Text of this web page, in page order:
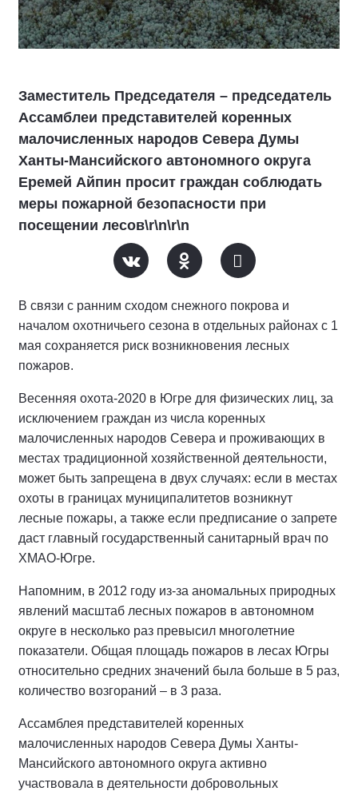
Заместитель Председателя – председатель
Ассамблеи представителей коренных
малочисленных народов Севера Думы
Ханты-Мансийского автономного округа
Еремей Айпин просит граждан соблюдать
меры пожарной безопасности при
посещении лесов\r\n\r\n
В связи с ранним сходом снежного покрова и
началом охотничьего сезона в отдельных районах с 1
мая сохраняется риск возникновения лесных
пожаров.
Весенняя охота-2020 в Югре для физических лиц, за
исключением граждан из числа коренных
малочисленных народов Севера и проживающих в
местах традиционной хозяйственной деятельности,
может быть запрещена в двух случаях: если в местах
охоты в границах муниципалитетов возникнут
лесные пожары, а также если предписание о запрете
даст главный государственный санитарный врач по
ХМАО-Югре.
Напомним, в 2012 году из-за аномальных природных
явлений масштаб лесных пожаров в автономном
округе в несколько раз превысил многолетние
показатели. Общая площадь пожаров в лесах Югры
относительно средних значений была больше в 5 раз,
количество возгораний – в 3 раза.
Ассамблея представителей коренных
малочисленных народов Севера Думы Ханты-
Мансийского автономного округа активно
участвовала в деятельности добровольных